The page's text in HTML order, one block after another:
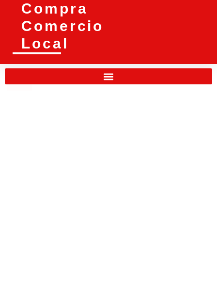
Compra
Comercio
Local